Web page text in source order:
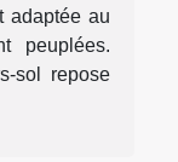
adaptée au
peuplées.
sol repose